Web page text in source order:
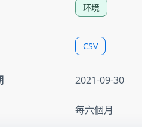
环境
CSV
2021-09-30
每六個月